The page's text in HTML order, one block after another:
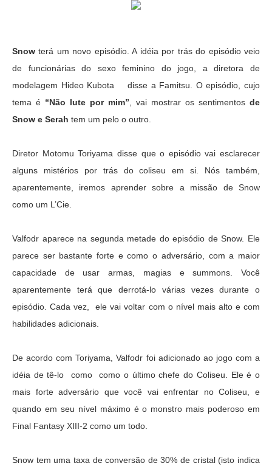
Snow terá um novo episódio. A idéia por trás do episódio veio
de funcionárias do sexo feminino do jogo, a diretora de
modelagem Hideo Kubota disse a Famitsu. O episódio, cujo
tema é “Não lute por mim”, vai mostrar os sentimentos de
Snow e Serah tem um pelo o outro.
Diretor Motomu Toriyama disse que o episódio vai esclarecer
alguns mistérios por trás do coliseu em si. Nós também,
aparentemente, iremos aprender sobre a missão de Snow
como um L’Cie.
Valfodr aparece na segunda metade do episódio de Snow. Ele
parece ser bastante forte e como o adversário, com a maior
capacidade de usar armas, magias e summons. Você
aparentemente terá que derrotá-lo várias vezes durante o
episódio. Cada vez, ele vai voltar com o nível mais alto e com
habilidades adicionais.
De acordo com Toriyama, Valfodr foi adicionado ao jogo com a
idéia de tê-lo como como o último chefe do Coliseu. Ele é o
mais forte adversário que você vai enfrentar no Coliseu, e
quando em seu nível máximo é o monstro mais poderoso em
Final Fantasy XIII-2 como um todo.
Snow tem uma taxa de conversão de 30% de cristal (isto indica